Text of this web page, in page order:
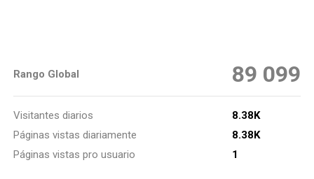
Rango Global 89 099
Visitantes diarios
8.38K
Páginas vistas diariamente
8.38K
Páginas vistas pro usuario
1